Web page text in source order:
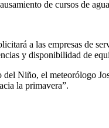
de cursos de
a las empresas de
y disponibilidad de
del Niño, el meteorólogo
la primavera”.